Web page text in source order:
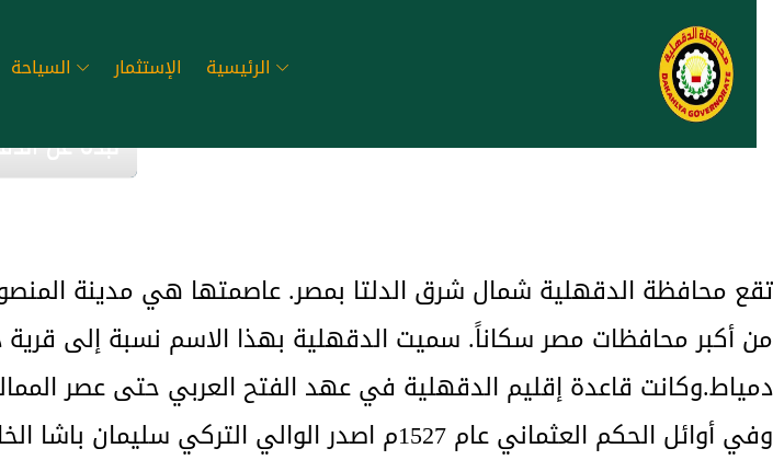
السياحة الإستثمار الرئيسية
نبذة عن
من أكبر محافظات مصر سكاناً. سميت الدقهلية بهذا الاسم نسبة إلى
دمياط.وكانت قاعدة إقليم الدقهلية في عهد الفتح العربي حتى عصر المماليك عام 715 هـ ثم نقلت قاعدة الإقليم إلى
وفي أوائل الحكم العثماني عام 1527م اصدر الوالي التركي سليمان باشا الخادم أمر بنقل العاصمة من أشمون الرومان إلى المنصورة